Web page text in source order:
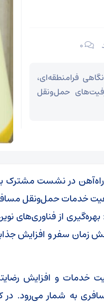
۰
فرامنطقه‌ای،
حمل‌ونقل
راه‌آهن در نشست مشترک
کیفیت خدمات حمل‌ونقل
از فناوری‌های
زمان سفر و افزایش
خدمات و افزایش
به شمار می‌رود. در
انتشار اخبار جعلی
شکست خورده است